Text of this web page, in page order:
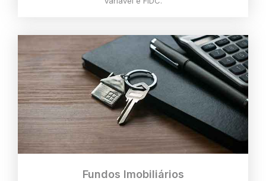
Fundos Imobiliários